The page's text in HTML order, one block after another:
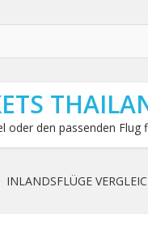
oder den passenden Flug
INLANDSFLÜGE